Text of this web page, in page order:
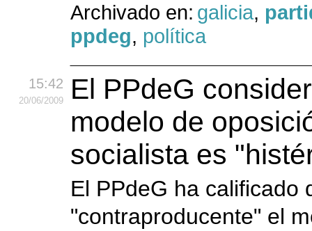
Archivado en: galicia,
ppdeg, política
15:42
20/06/2009
El PPdeG
modelo de
socialista es
El PPdeG ha calificado
"contraproducente" el